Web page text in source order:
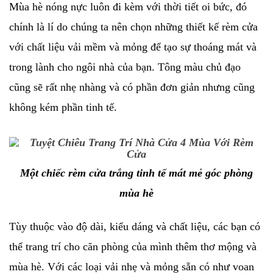
Mùa hè nóng nực luôn đi kèm với thời tiết oi bức, đó
chính là lí do chúng ta nên chọn những thiết kế rèm cửa
với chất liệu vải mềm và mỏng để tạo sự thoáng mát và
trong lành cho ngôi nhà của bạn. Tông màu chủ đạo
cũng sẽ rất nhẹ nhàng và có phần đơn giản nhưng cũng
không kém phần tinh tế.
Một chiếc rèm cửa trắng tinh tế mát mẻ góc phòng
mùa hè
Tùy thuộc vào độ dài, kiểu dáng và chất liệu, các bạn có
thể trang trí cho căn phòng của mình thêm thơ mộng và
mùa hè. Với các loại vải nhẹ và mỏng sẵn có như voan